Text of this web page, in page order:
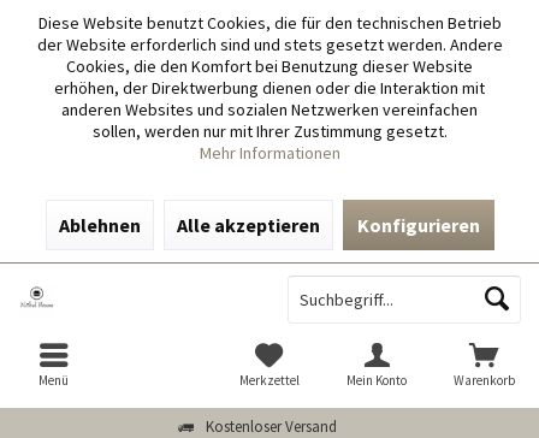
Diese Website benutzt Cookies, die für den technischen Betrieb
der Website erforderlich sind und stets gesetzt werden. Andere
Cookies, die den Komfort bei Benutzung dieser Website
erhöhen, der Direktwerbung dienen oder die Interaktion mit
anderen Websites und sozialen Netzwerken vereinfachen
sollen, werden nur mit Ihrer Zustimmung gesetzt.
Mehr Informationen
Ablehnen Alle akzeptieren Konfigurieren
Kostenloser Versand
Menü Warenkorb
Merkzettel Mein Konto